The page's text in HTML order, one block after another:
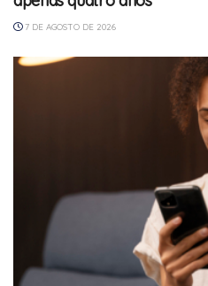
7 DE AGOSTO DE 2026